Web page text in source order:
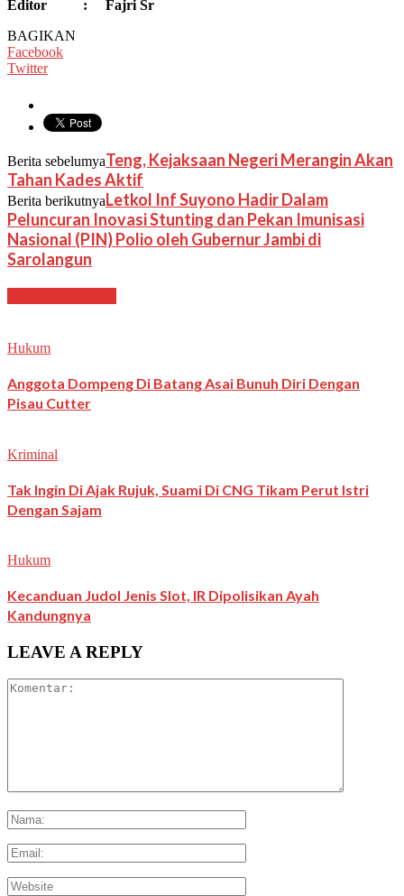
Editor : Fajri Sr
BAGIKAN
Facebook
Twitter
Berita sebelumyaTeng, Kejaksaan Negeri Merangin Akan
Tahan Kades Aktif
Berita berikutnyaLetkol Inf Suyono Hadir Dalam
Peluncuran Inovasi Stunting dan Pekan Imunisasi
Nasional (PIN) Polio oleh Gubernur Jambi di
Sarolangun
Hukum
Anggota Dompeng Di Batang Asai Bunuh Diri Dengan
Pisau Cutter
Kriminal
Tak Ingin Di Ajak Rujuk, Suami Di CNG Tikam Perut Istri
Dengan Sajam
Hukum
Kecanduan Judol Jenis Slot, IR Dipolisikan Ayah
Kandungnya
LEAVE A REPLY